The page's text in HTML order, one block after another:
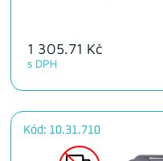
1 305.71 Kč
s DPH
Kód: 10.31.710